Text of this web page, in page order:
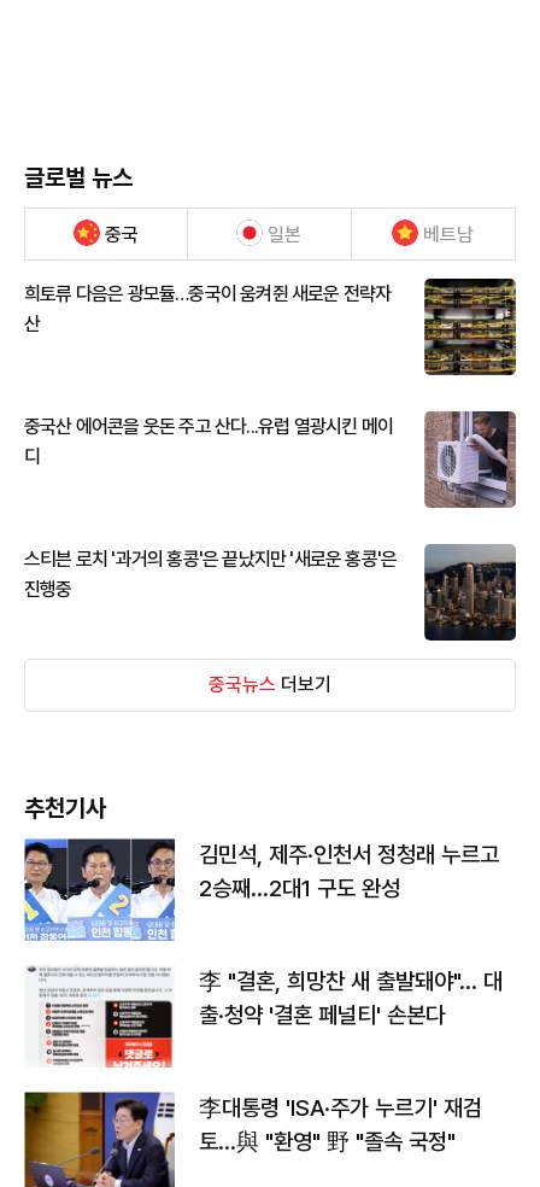
글로벌 뉴스
중국 일본 베트남
희토류 다음은 광모듈…중국이 움켜쥔 새로운 전략자
산
중국산 에어콘을 웃돈 주고 산다...유럽 열광시킨 메이
디
스티븐 로치 '과거의 홍콩'은 끝났지만 '새로운 홍콩'은
진행중
중국뉴스 더보기
추천기사
김민석, 제주·인천서 정청래 누르고
2승째…2대1 구도 완성
李 "결혼, 희망찬 새 출발돼야"… 대
출·청약 '결혼 페널티' 손본다
李대통령 'ISA·주가 누르기' 재검
토…與 "환영" 野 "졸속 국정"